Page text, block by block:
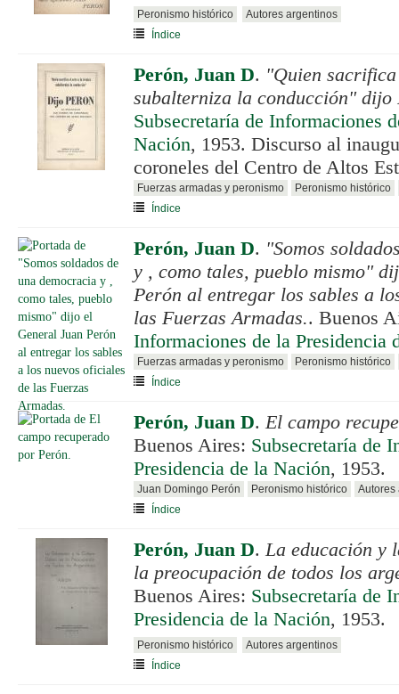
Peronismo histórico
Autores argentinos
Índice
Perón, Juan D. "Quien
subalterniza la conducción" dijo
Subsecretaría de Informaciones
Nación, 1953. Discurso al
coroneles del Centro de Altos
Fuerzas armadas y peronismo
Peronismo histórico
Índice
Perón, Juan D. "Somos
y , como tales, pueblo mismo"
Perón al entregar los sables a
las Fuerzas Armadas.. Buenos
Informaciones de la Presidencia
Fuerzas armadas y peronismo
Peronismo histórico
Índice
Perón, Juan D. El campo
Buenos Aires: Subsecretaría de
Presidencia de la Nación, 1953.
Juan Domingo Perón Peronismo histórico
Autores
Índice
Perón, Juan D. La educación y
la preocupación de todos los
Buenos Aires: Subsecretaría de
Presidencia de la Nación, 1953.
Peronismo histórico
Autores argentinos
Índice